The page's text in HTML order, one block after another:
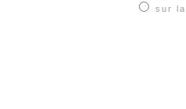
sur la